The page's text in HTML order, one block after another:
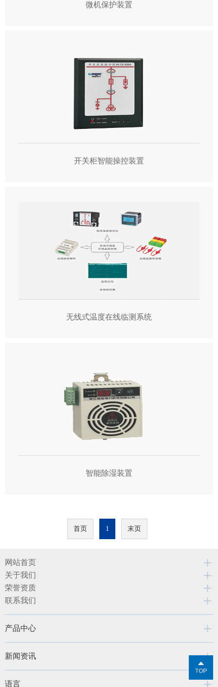
微机保护装置
开关柜智能操控装置
无线式温度在线临测系统
智能除湿装置
首页 1 末页
网站首页
关于我们
荣誉资质
联系我们
产品中心
新闻资讯
语言